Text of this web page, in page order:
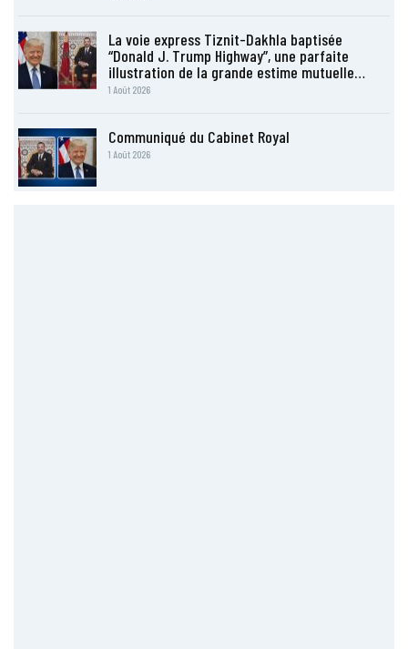
La voie express Tiznit-Dakhla baptisée
“Donald J. Trump Highway”, une parfaite
illustration de la grande estime mutuelle…
1 Août 2026
Communiqué du Cabinet Royal
1 Août 2026